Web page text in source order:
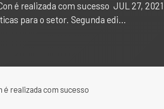
é realizada com sucesso JUL 27,
para o setor. Segunda edi…
realizada com sucesso